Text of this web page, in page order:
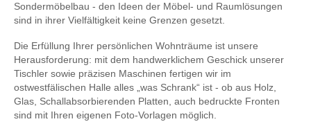
Sondermöbelbau - den Ideen der Möbel- und Raumlösungen
sind in ihrer Vielfältigkeit keine Grenzen gesetzt.
Die Erfüllung Ihrer persönlichen Wohnträume ist unsere
Herausforderung: mit dem handwerklichem Geschick unserer
Tischler sowie präzisen Maschinen fertigen wir im
ostwestfälischen Halle alles „was Schrank“ ist - ob aus Holz,
Glas, Schallabsorbierenden Platten, auch bedruckte Fronten
sind mit Ihren eigenen Foto-Vorlagen möglich.